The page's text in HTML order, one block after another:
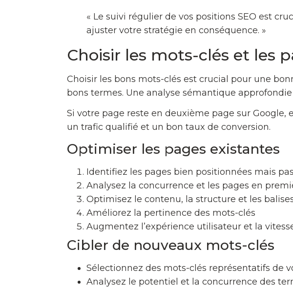
« Le suivi régulier de vos positions SEO est
ajuster votre stratégie en conséquence. »
Choisir les mots-clés et les
Choisir les bons mots-clés est crucial pour une
bons termes. Une analyse sémantique
Si votre page reste en deuxième page sur Google,
un trafic qualifié et un bon taux de conversion.
Optimiser les pages existantes
Identifiez les pages bien positionnées mais
Analysez la concurrence et les pages en
Optimisez le contenu, la structure et les
Améliorez la pertinence des mots-clés
Augmentez l’expérience utilisateur et la
Cibler de nouveaux mots-clés
Sélectionnez des mots-clés représentatifs de
Analysez le potentiel et la concurrence des